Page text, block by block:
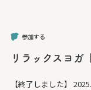
参加する
リラックスヨガ
【終了しました】